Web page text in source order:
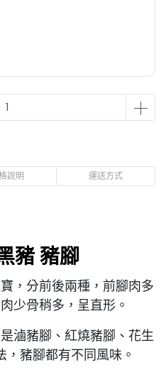
說明 運送方式
豬 豬腳
，分前後兩種，前腳肉多
少骨稍多，呈直形。
滷豬腳、紅燒豬腳、花生
豬腳都有不同風味。